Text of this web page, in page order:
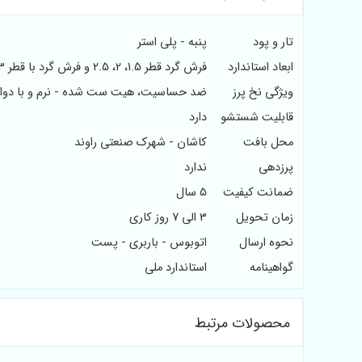
تار و پود
پنبه - پلی استر
ابعاد استاندارد
فرش گرد قطر 1.5، 2، 2.5 و فرش گرد با قطر 3
ویژگی نخ پرز
ضد حساسیت، هیت ست شده - نرم و با
قابلیت شستشو
دارد
محل بافت
کاشان - شهرک صنعتی راوند
پرزدهی
ندارد
ضمانت کیفیت
5 سال
زمان تحویل
3 الی 7 روز کاری
نحوه ارسال
اتوبوس - باربری - پست
گواهینامه
استاندارد ملی
محصولات مرتبط